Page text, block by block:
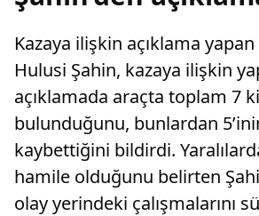
Kazaya ilişkin açıklama
Hulusi Şahin, kazaya ilişkin
açıklamada araçta toplam 7
bulunduğunu, bunlardan
kaybettiğini bildirdi.
hamile olduğunu belirten
olay yerindeki çalışmalarını